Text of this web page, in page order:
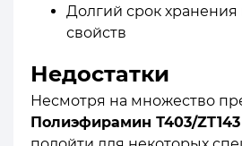
Долгий срок хранения
свойств
Недостатки
Несмотря на множество
Полиэфирамин Т403/ZT143